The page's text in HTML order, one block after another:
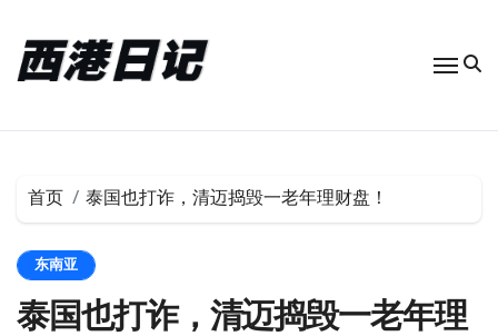
首页 泰国也打诈，清迈捣毁一老年理财盘！
东南亚
泰国也打诈，清迈捣毁一老年理